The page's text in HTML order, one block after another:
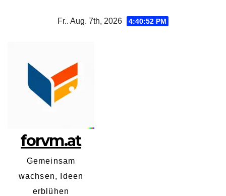
Fr.. Aug. 7th, 2026 4:40:52 PM
forvm.at
Gemeinsam
wachsen, Ideen
erblühen